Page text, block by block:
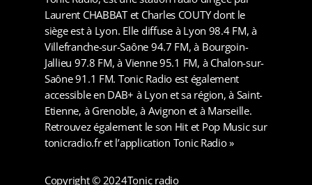
Laurent CHABBAT et Charles COUTY dont le
siège est à Lyon. Elle diffuse à Lyon 98.4 FM, à
Villefranche-sur-Saône 94.7 FM, à Bourgoin-
Jallieu 97.8 FM, à Vienne 95.1 FM, à Chalon-sur-
Saône 91.1 FM. Tonic Radio est également
accessible en DAB+ à Lyon et sa région, à Saint-
Etienne, à Grenoble, à Avignon et à Marseille.
Retrouvez également le son Hit et Pop Music sur
tonicradio.fr et l’application Tonic Radio »
Copyright © 2024Tonic radio